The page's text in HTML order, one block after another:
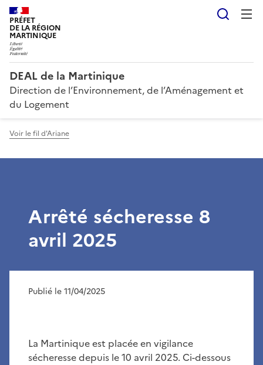
PRÉFET
DE LA RÉGION
MARTINIQUE
DEAL de la Martinique
Direction de l’Environnement, de l’Aménagement et
du Logement
Voir le fil d'Ariane
Arrêté sécheresse 8
avril 2025
Publié le 11/04/2025
La Martinique est placée en vigilance
sécheresse depuis le 10 avril 2025. Ci-dessous